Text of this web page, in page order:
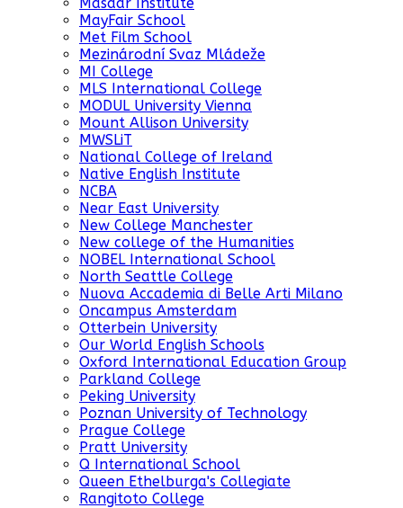
MayFair School
Met Film School
Mezinárodní Svaz Mládeže
MI College
MLS International College
MODUL University Vienna
Mount Allison University
MWSLiT
National College of Ireland
Native English Institute
NCBA
Near East University
New College Manchester
New college of the Humanities
NOBEL International School
North Seattle College
Nuova Accademia di Belle Arti Milano
Oncampus Amsterdam
Otterbein University
Our World English Schools
Oxford International Education Group
Parkland College
Peking University
Poznan University of Technology
Prague College
Pratt University
Q International School
Queen Ethelburga's Collegiate
Rangitoto College